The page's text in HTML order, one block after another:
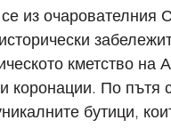
се из
кметство
коронации. По
бутици,